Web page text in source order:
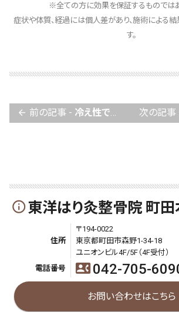
※全ての方に効果を保証するものでは
症状や体質、経過には個人差があり、施術による
す。
arrow_back 前の記事 - 冷え性でお悩みの方へ 次の記事
info_outline東洋はり灸整骨院 町
住所
〒194-0022
東京都町田市森野1-34-18
ユニオンビル4F/5F（4F受付）
電話番号
contact_phone 042-705-
お問い合わせはこちら